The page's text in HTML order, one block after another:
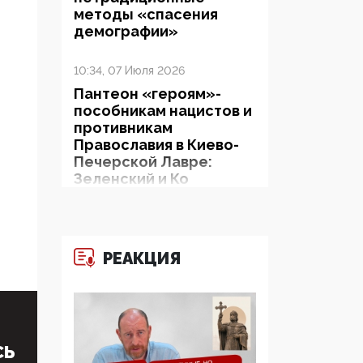
методы «спасения
демографии»
10:34, 07 Июля 2026
Пантеон «героям»-
пособникам нацистов и
противникам
Православия в Киево-
Печерской Лавре:
Зеленский и Ко
06:38, 19 Июня 2026
форуме озвучили
шокирующее: платные
опекуны получают из
бюджета в 100 раз
РЕАКЦИЯ